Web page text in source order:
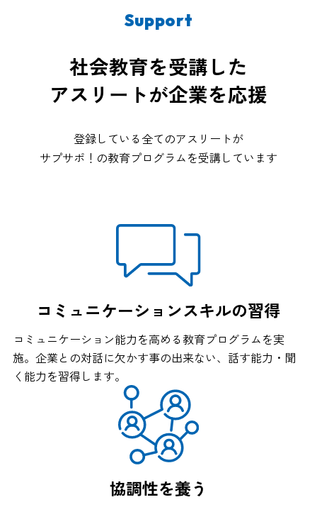
Support
社会教育を受講した
アスリートが企業を応援
登録している全てのアスリートが
サプサポ！の教育プログラムを受講しています
コミュニケーションスキルの習得
コミュニケーション能力を高める教育プログラムを実
施。企業との対話に欠かす事の出来ない、話す能力・聞
く能力を習得します。
協調性を養う